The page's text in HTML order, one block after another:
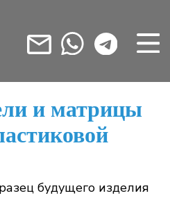
и матрицы
будущего изделия